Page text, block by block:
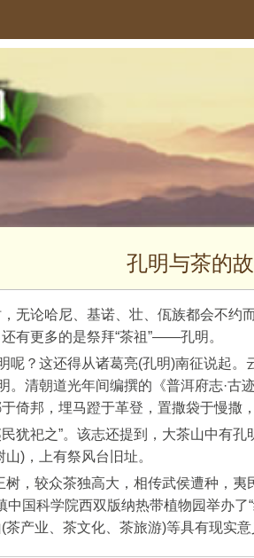
孔明与茶的
无论哈尼、基诺、壮、佤族都会不
有更多的是祭拜“茶祖”——孔明。
呢？这还得从诸葛亮(孔明)南征说起
。清朝道光年间编撰的《普洱府志·
倚邦，埋马蹬于革登，置撒袋于慢撒
犹祀之”。该志还提到，大茶山中有
)，上有祭风台旧址。
，较众茶独高大，相传武侯遭种，
国科学院西双版纳热带植物园举办
产业、茶文化、茶旅游)等具有现实意